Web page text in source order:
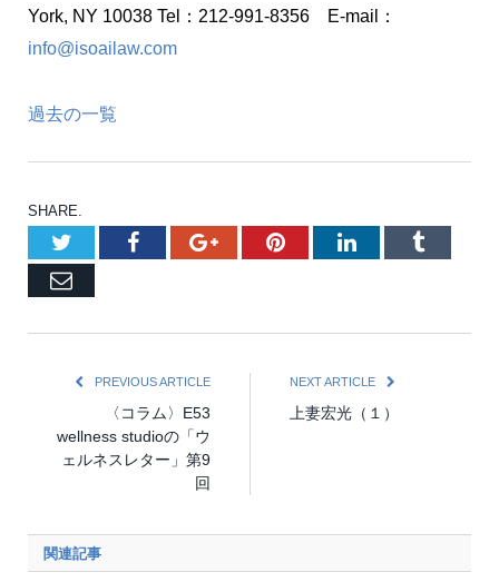
York, NY 10038 Tel：212-991-8356 E-mail：
info@isoailaw.com
過去の一覧
SHARE.
TwitterFacebookGoogle+PinterestLinkedInTumblr
Email
PREVIOUS ARTICLE
〈コラム〉E53
wellness studioの「ウ
ェルネスレター」第9
回
NEXT ARTICLE
上妻宏光（１）
関連記事